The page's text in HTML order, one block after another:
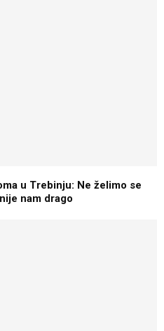
u Trebinju: Ne želimo se
nam drago